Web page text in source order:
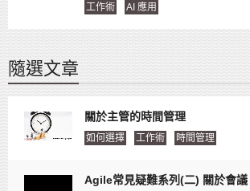
工作術 AI 應用
隨選文章
關於主管的時間管理
如何選擇 工作術 時間管理
Agile常見疑難系列(二) 關於會議